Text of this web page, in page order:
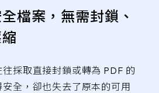
檔案，無需封鎖、
採取直接封鎖或轉為 PDF 的
全，卻也失去了原本的可用